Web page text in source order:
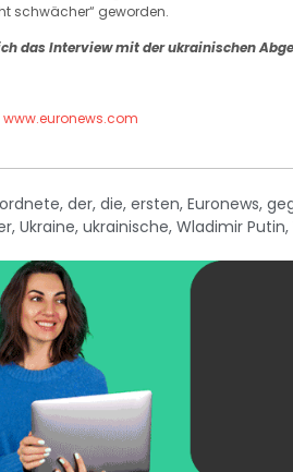
schwächer“ geworden.
das Interview mit der ukrainischen
www.euronews.com
, der, die, ersten, Euronews,
, Ukraine, ukrainische, Wladimir Putin,